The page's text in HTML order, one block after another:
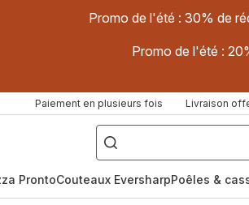
Promo de l'été : 30% de
Promo de l'été :
Paiement en plusieurs fois Livraison
["Poêles
inox,
Cake
Factory,
ProntoCouteaux EversharpPoêles &